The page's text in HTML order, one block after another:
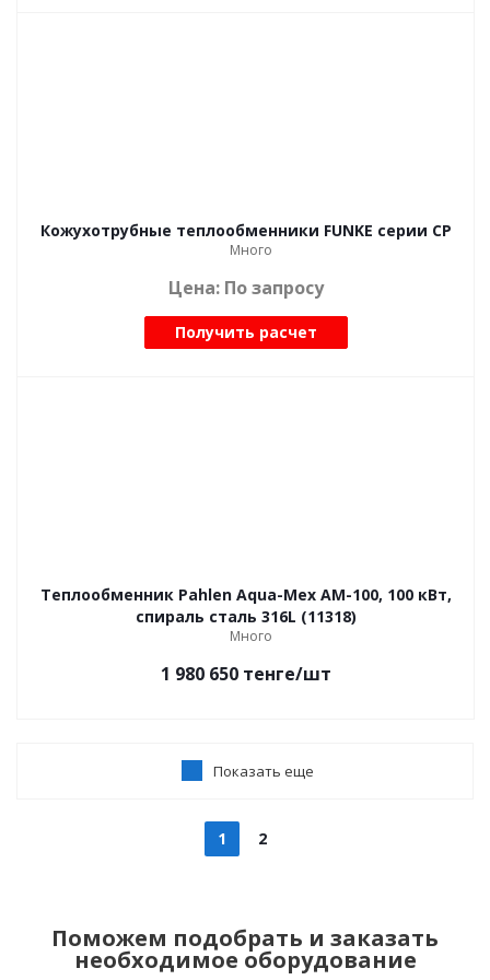
Кожухотрубные теплообменники FUNKE серии CP
Много
Цена: По запросу
Получить расчет
Теплообменник Pahlen Aqua-Mex AM-100, 100 кВт,
спираль сталь 316L (11318)
Много
1 980 650 тенге/шт
Показать еще
1 2
Поможем подобрать и заказать
необходимое оборудование